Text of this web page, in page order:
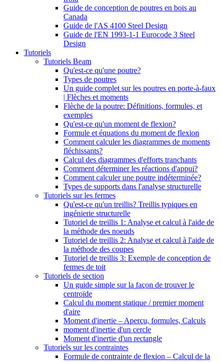
Guide de conception de poutres en bois au
Canada
Guide de l'AS 4100 Steel Design
Guide de l'EN 1993-1-1 Eurocode 3 Steel
Design
Tutoriels
Tutoriels Beam
Qu'est-ce qu'une poutre?
Types de poutres
Un guide complet sur les poutres en porte-à-faux
| Flèches et moments
Flèche de la poutre: Définitions, formules, et
exemples
Qu'est-ce qu'un moment de flexion?
Formule et équations du moment de flexion
Comment calculer les diagrammes de moments
fléchissants?
Calcul des diagrammes d'efforts tranchants
Comment déterminer les réactions d'appui?
Comment calculer une poutre indéterminée?
Types de supports dans l'analyse structurelle
Tutoriels sur les fermes
Qu'est-ce qu'un treillis? Treillis typiques en
ingénierie structurelle
Tutoriel de treillis 1: Analyse et calcul à l'aide de
la méthode des noeuds
Tutoriel de treillis 2: Analyse et calcul à l'aide de
la méthode des coupes
Tutoriel de treillis 3: Exemple de conception de
fermes de toit
Tutoriels de section
Un guide simple sur la façon de trouver le
centroïde
Calcul du moment statique / premier moment
d'aire
Moment d'inertie – Aperçu, formules, Calculs
moment d'inertie d'un cercle
Moment d'inertie d'un rectangle
Tutoriels sur les contraintes
Formule de contrainte de flexion – Calcul de la